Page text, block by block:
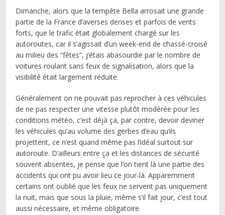
Dimanche, alors que la tempête Bella arrosait une grande
partie de la France d’averses denses et parfois de vents
forts, que le trafic était globalement chargé sur les
autoroutes, car il s’agissait d’un week-end de chassé-croisé
au milieu des “fêtes”, j’étais abasourdie par le nombre de
voitures roulant sans feux de signalisation, alors que la
visibilité était largement réduite.
Généralement on ne pouvait pas reprocher à ces véhicules
de ne pas respecter une vitesse plutôt modérée pour les
conditions météo, c’est déjà ça, par contre, devoir deviner
les véhicules qu’au volume des gerbes d’eau qu’ils
projettent, ce n’est quand même pas l’idéal surtout sur
autoroute. D’ailleurs entre ça et les distances de sécurité
souvent absentes, je pense que l’on tient là une partie des
accidents qui ont pu avoir lieu ce jour-là. Apparemment
certains ont oublié que les feux ne servent pas uniquement
la nuit, mais que sous la pluie, même s’il fait jour, c’est tout
aussi nécessaire, et même obligatoire.